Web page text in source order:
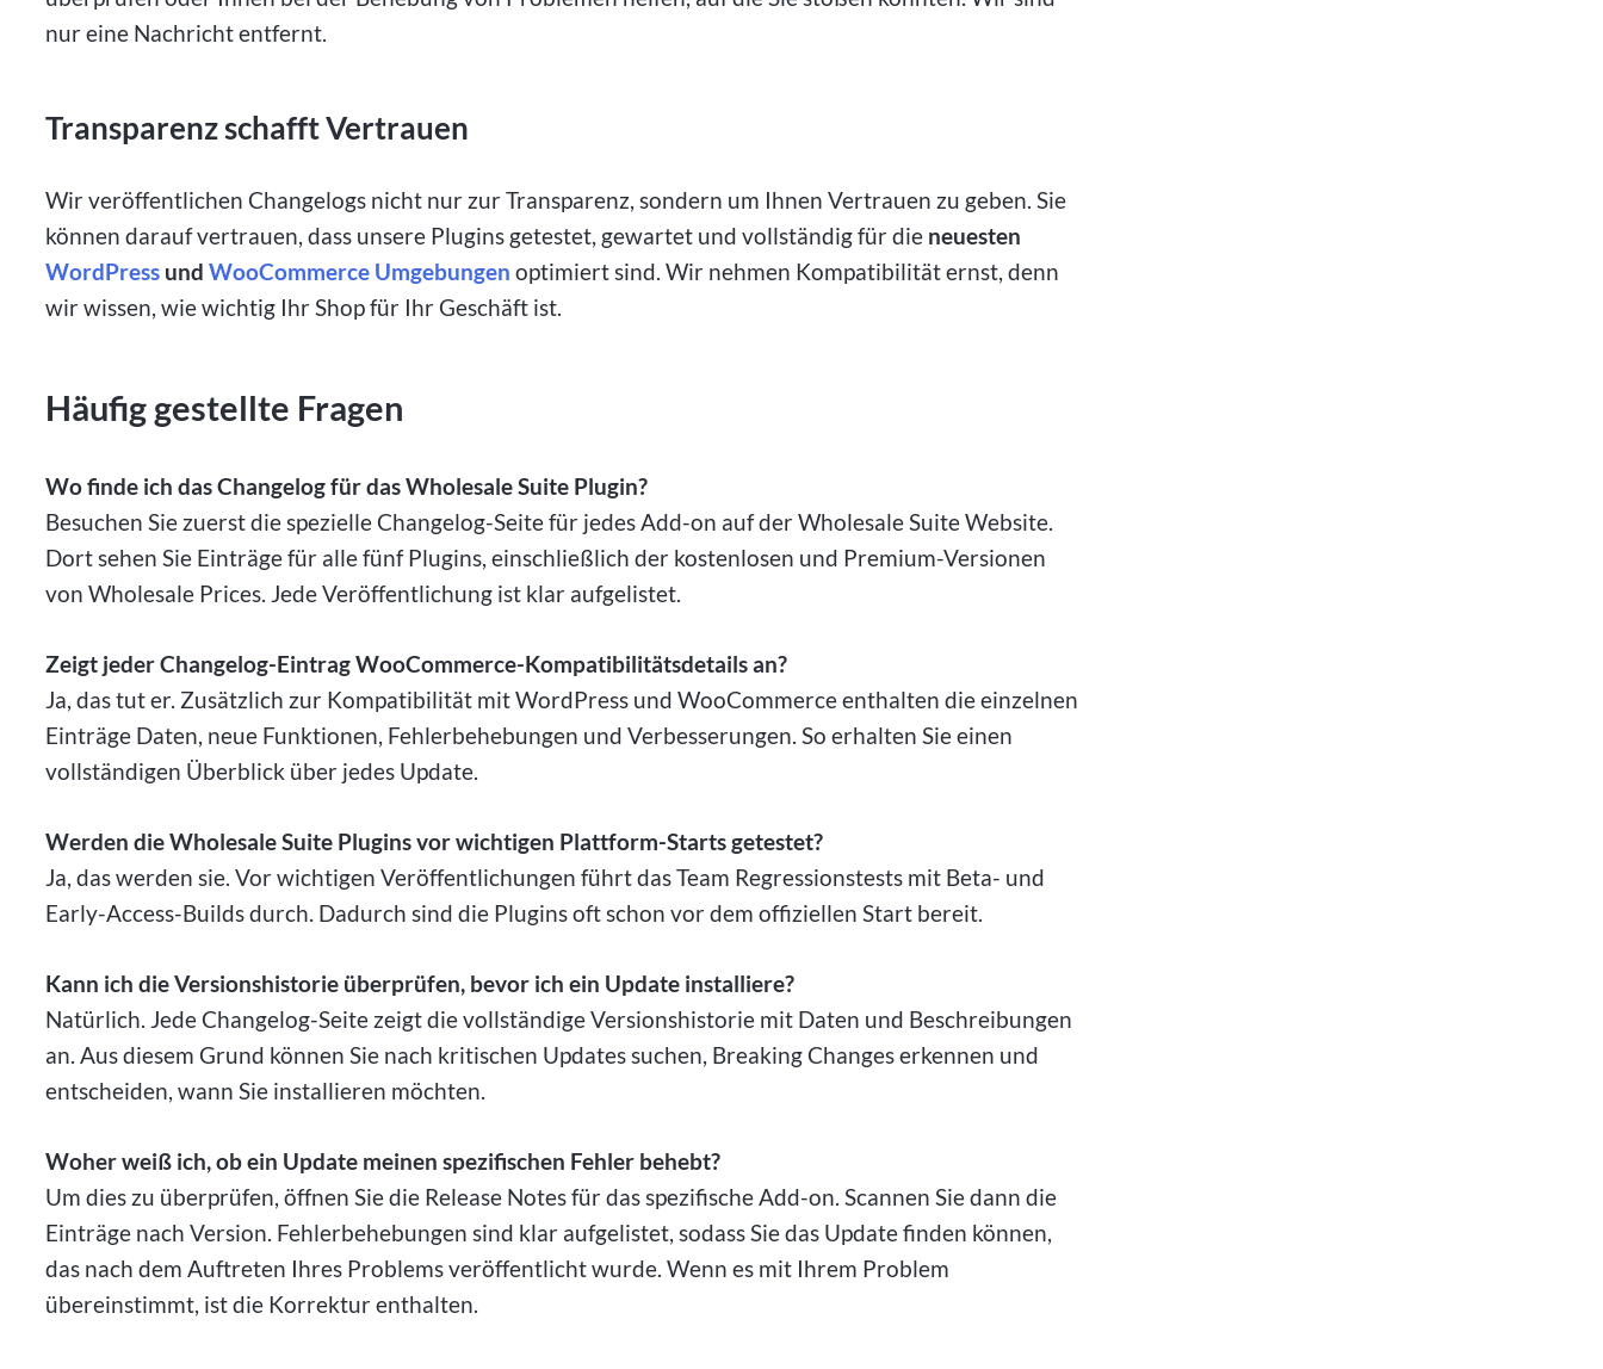
nur eine Nachricht entfernt.
Transparenz schafft Vertrauen
Wir veröffentlichen Changelogs nicht nur zur Transparenz, sondern um Ihnen Vertrauen zu geben. Sie
können darauf vertrauen, dass unsere Plugins getestet, gewartet und vollständig für die neuesten
WordPress undWooCommerce Umgebungen optimiert sind. Wir nehmen Kompatibilität ernst, denn
wir wissen, wie wichtig Ihr Shop für Ihr Geschäft ist.
Häufig gestellte Fragen
Wo finde ich das Changelog für das Wholesale Suite Plugin?
Besuchen Sie zuerst die spezielle Changelog-Seite für jedes Add-on auf der Wholesale Suite Website.
Dort sehen Sie Einträge für alle fünf Plugins, einschließlich der kostenlosen und Premium-Versionen
von Wholesale Prices. Jede Veröffentlichung ist klar aufgelistet.
Zeigt jeder Changelog-Eintrag WooCommerce-Kompatibilitätsdetails an?
Ja, das tut er. Zusätzlich zur Kompatibilität mit WordPress und WooCommerce enthalten die einzelnen
Einträge Daten, neue Funktionen, Fehlerbehebungen und Verbesserungen. So erhalten Sie einen
vollständigen Überblick über jedes Update.
Werden die Wholesale Suite Plugins vor wichtigen Plattform-Starts getestet?
Ja, das werden sie. Vor wichtigen Veröffentlichungen führt das Team Regressionstests mit Beta- und
Early-Access-Builds durch. Dadurch sind die Plugins oft schon vor dem offiziellen Start bereit.
Kann ich die Versionshistorie überprüfen, bevor ich ein Update installiere?
Natürlich. Jede Changelog-Seite zeigt die vollständige Versionshistorie mit Daten und Beschreibungen
an. Aus diesem Grund können Sie nach kritischen Updates suchen, Breaking Changes erkennen und
entscheiden, wann Sie installieren möchten.
Woher weiß ich, ob ein Update meinen spezifischen Fehler behebt?
Um dies zu überprüfen, öffnen Sie die Release Notes für das spezifische Add-on. Scannen Sie dann die
Einträge nach Version. Fehlerbehebungen sind klar aufgelistet, sodass Sie das Update finden können,
das nach dem Auftreten Ihres Problems veröffentlicht wurde. Wenn es mit Ihrem Problem
übereinstimmt, ist die Korrektur enthalten.